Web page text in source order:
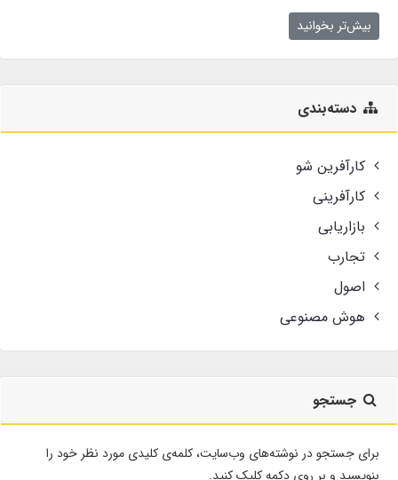
بیش‌تر بخوانید
دسته‌بندی
کارآفرین شو
کارآفرینی
بازاریابی
تجارب
اصول
هوش مصنوعی
جستجو
برای جستجو در نوشته‌های وب‌سایت، کلمه‌ی کلیدی مورد نظر خود را
بنویسید و بر روی دکمه کلیک کنید.